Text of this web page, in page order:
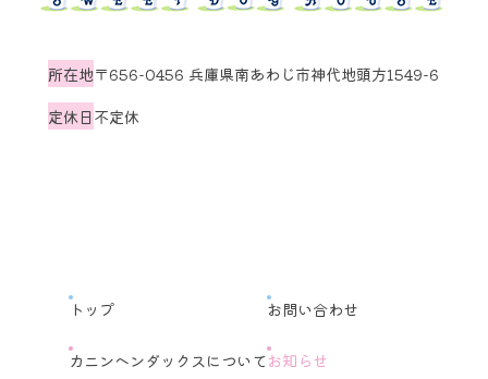
所在地〒656-0456 兵庫県南あわじ市神代地頭方1549-6
定休日不定休
トップ
カニンヘンダックスについて
お問い合わせ
お知らせ